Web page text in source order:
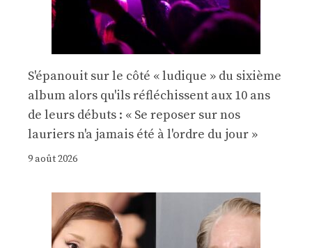
S'épanouit sur le côté « ludique » du sixième
album alors qu'ils réfléchissent aux 10 ans
de leurs débuts : « Se reposer sur nos
lauriers n'a jamais été à l'ordre du jour »
9 août 2026